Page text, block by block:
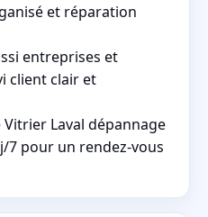
et réparation
entreprises et
client clair et
Laval dépannage
7 pour un rendez-vous